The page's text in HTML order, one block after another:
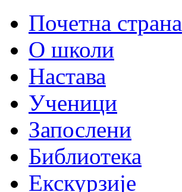
Почетна страна
О школи
Настава
Ученици
Запослени
Библиотека
Екскурзије